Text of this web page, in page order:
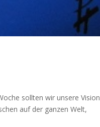
sollten wir unsere Vision
auf der ganzen Welt,